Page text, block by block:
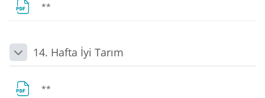
**
Daralt14. Hafta İyi Tarım
**